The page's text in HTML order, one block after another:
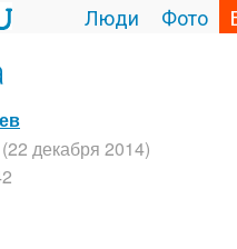
Люди Фото
декабря 2014)